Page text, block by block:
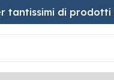
tantissimi di